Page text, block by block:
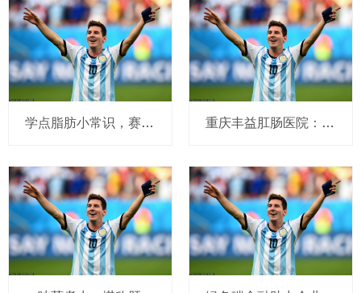
学点脂肪小常识，赛乐赛减脂效率能翻上几倍 重庆丰益肛肠医院：用专业赢得患者广泛认可和好评